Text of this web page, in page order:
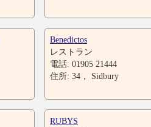
Benedictos
レストラン
電話: 01905 21444
住所: 34， Sidbury
RUBYS